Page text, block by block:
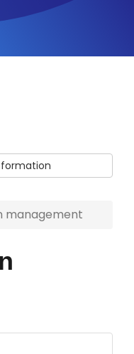
management